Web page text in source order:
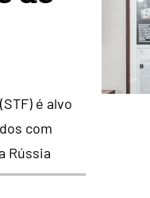
é alvo
com
Rússia